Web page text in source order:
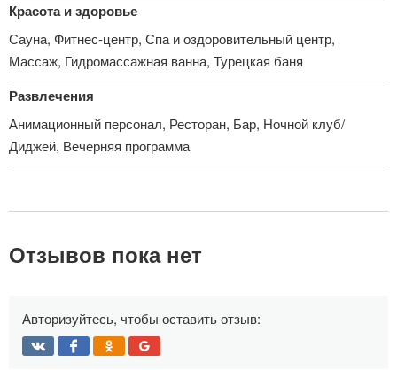
Красота и здоровье
Сауна, Фитнес-центр, Спа и оздоровительный центр,
Массаж, Гидромассажная ванна, Турецкая баня
Развлечения
Анимационный персонал, Ресторан, Бар, Ночной клуб/
Диджей, Вечерняя программа
Отзывов пока нет
Авторизуйтесь, чтобы оставить отзыв: